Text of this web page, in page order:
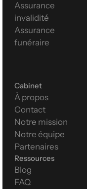
Assurance
invalidité
Assurance
funéraire
Cabinet
À propos
Contact
Notre mission
Notre équipe
Partenaires
Ressources
Blog
FAQ